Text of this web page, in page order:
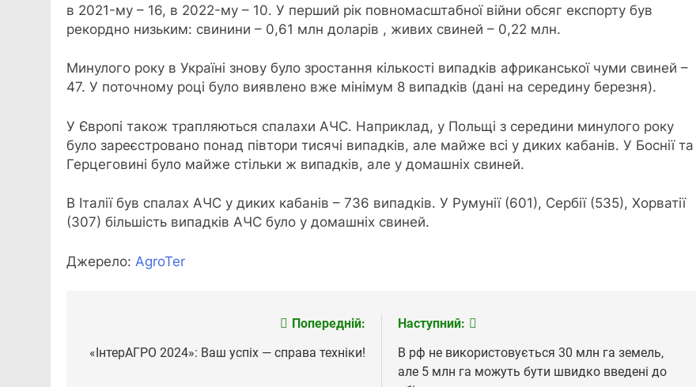
в 2021-му – 16, в 2022-му – 10. У перший рік повномасштабної війни обсяг експорту був
рекордно низьким: свинини – 0,61 млн доларів , живих свиней – 0,22 млн.
Минулого року в Україні знову було зростання кількості випадків африканської чуми свиней –
47. У поточному році було виявлено вже мінімум 8 випадків (дані на середину березня).
У Європі також трапляються спалахи АЧС. Наприклад, у Польщі з середини минулого року
було зареєстровано понад півтори тисячі випадків, але майже всі у диких кабанів. У Боснії та
Герцеговині було майже стільки ж випадків, але у домашніх свиней.
В Італії був спалах АЧС у диких кабанів – 736 випадків. У Румунії (601), Сербії (535), Хорватії
(307) більшість випадків АЧС було у домашніх свиней.
Джерело: АgroTer
записів
Попередній:
«ІнтерАГРО 2024»: Ваш успіх — справа техніки!
Наступний:
В рф не використовується 30 млн га земель,
але 5 млн га можуть бути швидко введені до